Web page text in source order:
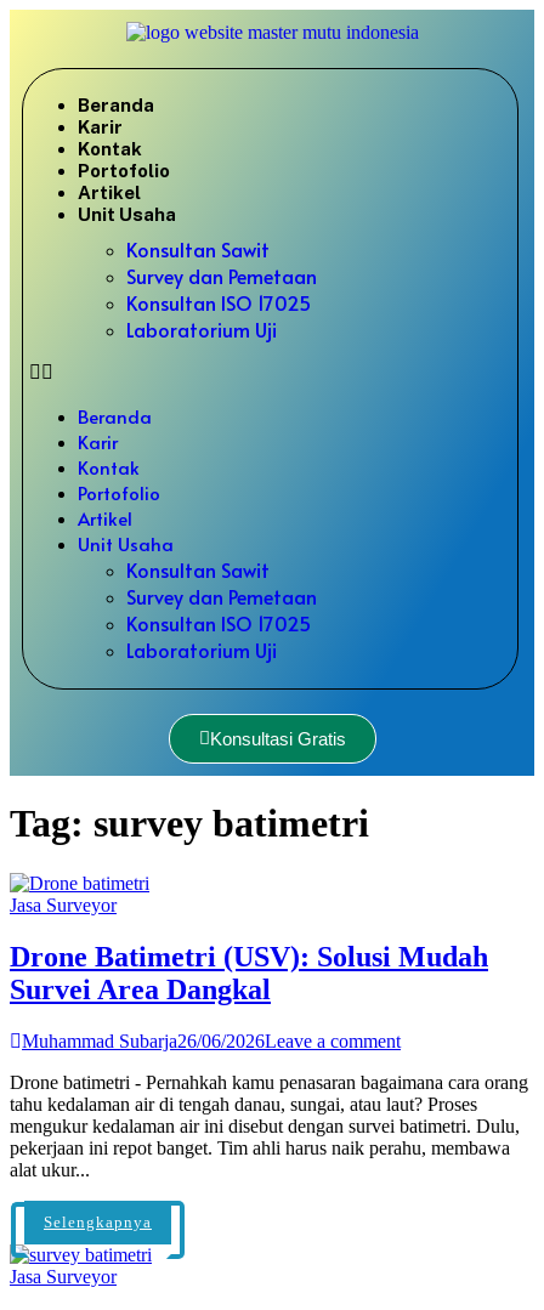
Beranda
Karir
Kontak
Portofolio
Artikel
Unit Usaha
Konsultan Sawit
Survey dan Pemetaan
Konsultan ISO 17025
Laboratorium Uji
Beranda
Karir
Kontak
Portofolio
Artikel
Unit Usaha
Konsultan Sawit
Survey dan Pemetaan
Konsultan ISO 17025
Laboratorium Uji
Konsultasi Gratis
Tag: survey batimetri
Jasa Surveyor
Drone Batimetri (USV): Solusi Mudah
Survei Area Dangkal
Muhammad Subarja26/06/2026Leave a comment
Drone batimetri - Pernahkah kamu penasaran bagaimana cara orang
tahu kedalaman air di tengah danau, sungai, atau laut? Proses
mengukur kedalaman air ini disebut dengan survei batimetri. Dulu,
pekerjaan ini repot banget. Tim ahli harus naik perahu, membawa
alat ukur...
Selengkapnya
Jasa Surveyor